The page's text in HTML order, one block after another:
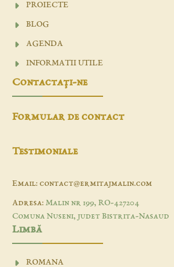
PROIECTE
BLOG
AGENDA
INFORMATII UTILE
Contactaţi-ne
Formular de contact
Testimoniale
Email: contact@ermitajmalin.com
Adresa: Malin nr 199, RO-427204
Comuna Nuseni, judet Bistrita-Nasaud
Limbă
ROMANA